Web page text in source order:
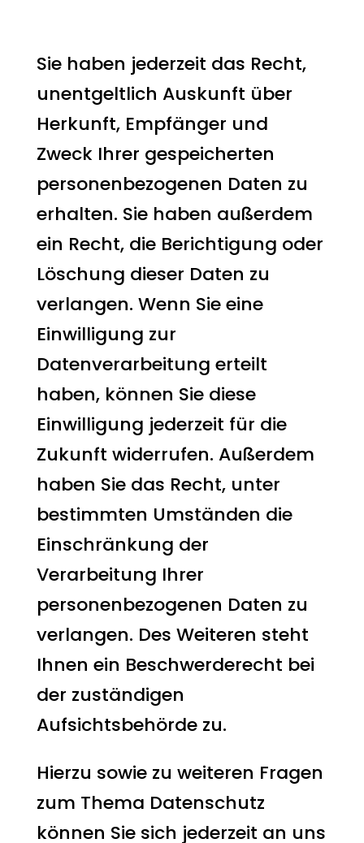
Sie haben jederzeit das Recht,
unentgeltlich Auskunft über
Herkunft, Empfänger und
Zweck Ihrer gespeicherten
personenbezogenen Daten zu
erhalten. Sie haben außerdem
ein Recht, die Berichtigung oder
Löschung dieser Daten zu
verlangen. Wenn Sie eine
Einwilligung zur
Datenverarbeitung erteilt
haben, können Sie diese
Einwilligung jederzeit für die
Zukunft widerrufen. Außerdem
haben Sie das Recht, unter
bestimmten Umständen die
Einschränkung der
Verarbeitung Ihrer
personenbezogenen Daten zu
verlangen. Des Weiteren steht
Ihnen ein Beschwerderecht bei
der zuständigen
Aufsichtsbehörde zu.
Hierzu sowie zu weiteren Fragen
zum Thema Datenschutz
können Sie sich jederzeit an uns